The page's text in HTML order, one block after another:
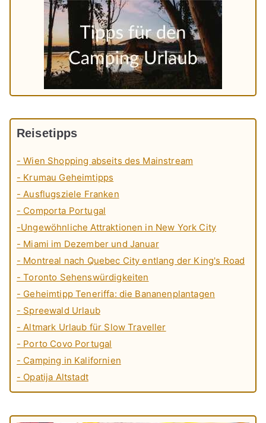
Reisetipps
- Wien Shopping abseits des Mainstream
- Krumau Geheimtipps
- Ausflugsziele Franken
- Comporta Portugal
-Ungewöhnliche Attraktionen in New York City
- Miami im Dezember und Januar
- Montreal nach Quebec City entlang der King's Road
- Toronto Sehenswürdigkeiten
- Geheimtipp Teneriffa: die Bananenplantagen
- Spreewald Urlaub
- Altmark Urlaub für Slow Traveller
- Porto Covo Portugal
- Camping in Kalifornien
- Opatija Altstadt